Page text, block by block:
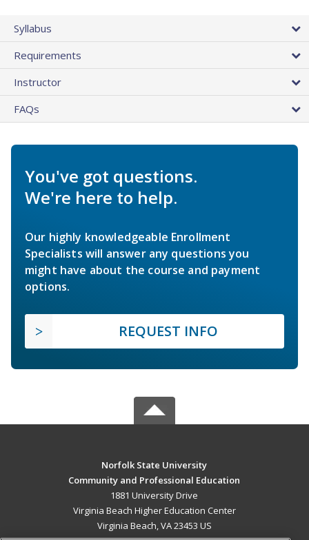
Syllabus
Requirements
Instructor
FAQs
You've got questions.
We're here to help.
Our highly knowledgeable Enrollment
Specialists will answer any questions you
might have about the course and payment
options.
REQUEST INFO
Norfolk State University
Community and Professional Education
1881 University Drive
Virginia Beach Higher Education Center
Virginia Beach, VA 23453 US